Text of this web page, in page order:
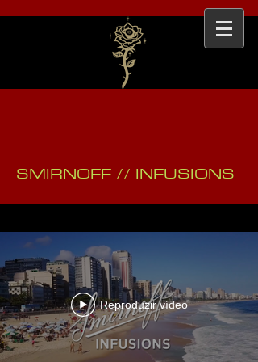
SMIRNOFF // INFUSIONS
Reproduzir vídeo